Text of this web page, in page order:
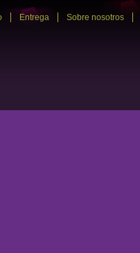
Entrega Sobre nosotros